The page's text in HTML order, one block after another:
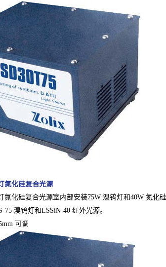
氮化硅复合光源
氮化硅复合光源室内部安装75W 溴钨灯和40W 氮化
75 溴钨灯和LSSiN-40 红外光源。
可调